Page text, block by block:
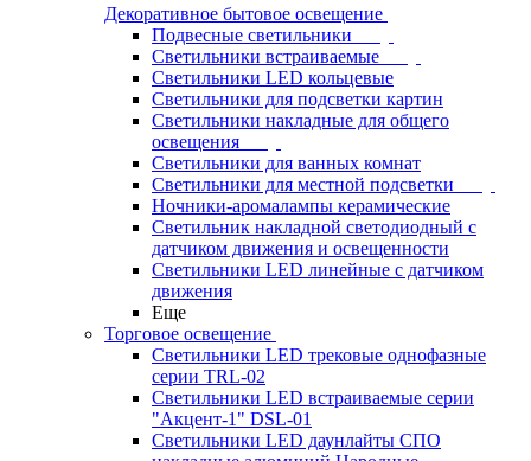
Декоративное бытовое освещение
Подвесные светильники
Светильники встраиваемые
Светильники LED кольцевые
Светильники для подсветки картин
Светильники накладные для общего
освещения
Светильники для ванных комнат
Светильники для местной подсветки
Ночники-аромалампы керамические
Светильник накладной светодиодный с
датчиком движения и освещенности
Светильники LED линейные с датчиком
движения
Еще
Торговое освещение
Светильники LED трековые однофазные
серии TRL-02
Светильники LED встраиваемые серии
"Акцент-1" DSL-01
Светильники LED даунлайты СПО